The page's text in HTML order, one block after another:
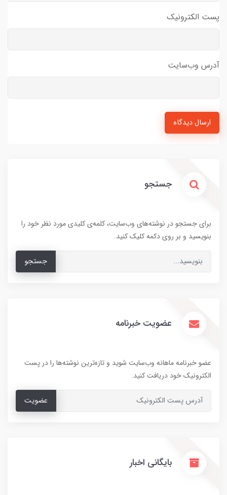
پست الکترونیک
آدرس وب‌سایت
ارسال دیدگاه
جستجو
برای جستجو در نوشته‌های وب‌سایت، کلمه‌ی کلیدی مورد نظر خود را
بنویسید و بر روی دکمه کلیک کنید.
جستجو
عضویت خبرنامه
عضو خبرنامه ماهانه وب‌سایت شوید و تازه‌ترین نوشته‌ها را در پست
الکترونیک خود دریافت کنید.
عضویت
بایگانی اخبار